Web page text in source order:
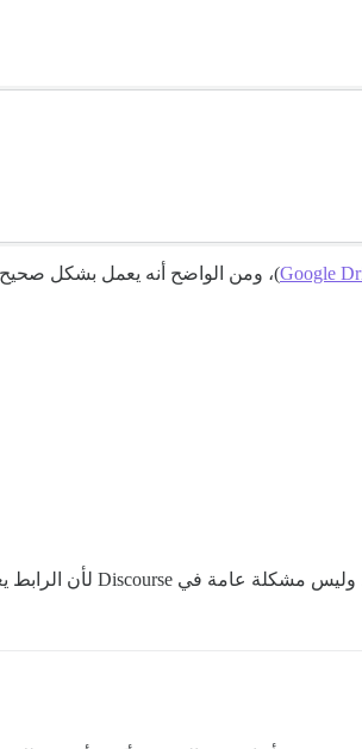
Google)، ومن الواضح أنه يعمل بشكل